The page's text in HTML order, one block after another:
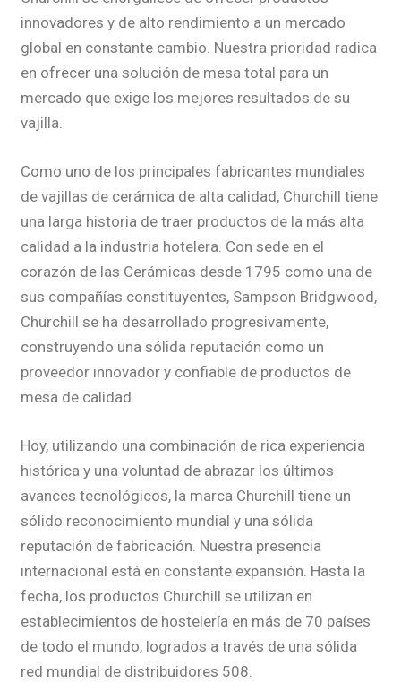
innovadores y de alto rendimiento a un mercado
global en constante cambio. Nuestra prioridad radica
en ofrecer una solución de mesa total para un
mercado que exige los mejores resultados de su
vajilla.
Como uno de los principales fabricantes mundiales
de vajillas de cerámica de alta calidad, Churchill tiene
una larga historia de traer productos de la más alta
calidad a la industria hotelera. Con sede en el
corazón de las Cerámicas desde 1795 como una de
sus compañías constituyentes, Sampson Bridgwood,
Churchill se ha desarrollado progresivamente,
construyendo una sólida reputación como un
proveedor innovador y confiable de productos de
mesa de calidad.
Hoy, utilizando una combinación de rica experiencia
histórica y una voluntad de abrazar los últimos
avances tecnológicos, la marca Churchill tiene un
sólido reconocimiento mundial y una sólida
reputación de fabricación. Nuestra presencia
internacional está en constante expansión. Hasta la
fecha, los productos Churchill se utilizan en
establecimientos de hostelería en más de 70 países
de todo el mundo, logrados a través de una sólida
red mundial de distribuidores 508.